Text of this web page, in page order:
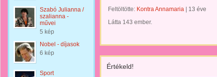
Szabó Julianna /
szalianna -
művei
5 kép
Nobel - díjasok
6 kép
Sport
Feltöltötte: Kontra Annamaria
13 éve
Látta 143 ember.
Értékeld!